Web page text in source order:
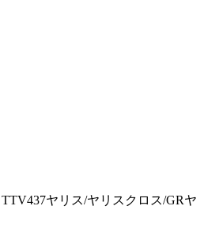
TTV437ヤリス/ヤリスクロス/GRヤ